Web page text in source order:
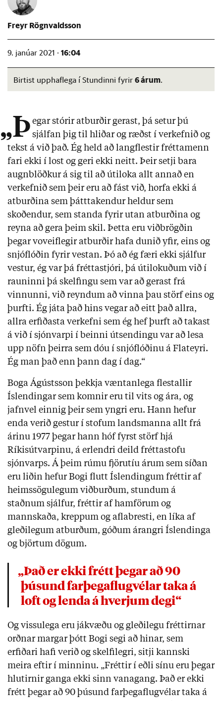
Freyr Rögnvaldsson
9. janúar 2021 · 16:04
Birtist upphaflega í Stundinni fyrir 6 árum.
„Þ egar stórir atburðir gerast, þá setur þú
sjálfan þig til hliðar og ræðst í verkefnið og
tekst á við það. Ég held að langflestir fréttamenn
fari ekki í lost og geri ekki neitt. Þeir setji bara
augnblöðkur á sig til að útiloka allt annað en
verkefnið sem þeir eru að fást við, horfa ekki á
atburðina sem þátttakendur heldur sem
skoðendur, sem standa fyrir utan atburðina og
reyna að gera þeim skil. Þetta eru viðbrögðin
þegar voveiflegir atburðir hafa dunið yfir, eins og
snjóflóðin fyrir vestan. Þó að ég færi ekki sjálfur
vestur, ég var þá fréttastjóri, þá útilokuðum við í
rauninni þá skelfingu sem var að gerast frá
vinnunni, við reyndum að vinna þau störf eins og
þurfti. Ég játa það hins vegar að eitt það allra,
allra erfiðasta verkefni sem ég hef þurft að takast
á við í sjónvarpi í beinni útsendingu var að lesa
upp nöfn þeirra sem dóu í snjóflóðinu á Flateyri.
Ég man það enn þann dag í dag.“
Boga Ágústsson þekkja væntanlega flestallir
Íslendingar sem komnir eru til vits og ára, og
jafnvel einnig þeir sem yngri eru. Hann hefur
enda verið gestur í stofum landsmanna allt frá
árinu 1977 þegar hann hóf fyrst störf hjá
Ríkisútvarpinu, á erlendri deild fréttastofu
sjónvarps. Á þeim rúmu fjörutíu árum sem síðan
eru liðin hefur Bogi flutt Íslendingum fréttir af
heimssögulegum viðburðum, stundum á
staðnum sjálfur, fréttir af hamförum og
mannskaða, kreppum og aflabresti, en líka af
gleðilegum atburðum, góðum árangri Íslendinga
og björtum dögum.
„Það er ekki frétt þegar að 90
þúsund farþegaflugvélar taka á
loft og lenda á hverjum degi“
Og vissulega eru jákvæðu og gleðilegu fréttirnar
orðnar margar þótt Bogi segi að hinar, sem
erfiðari hafi verið og skelfilegri, sitji kannski
meira eftir í minninu. „Fréttir í eðli sínu eru þegar
hlutirnir ganga ekki sinn vanagang. Það er ekki
frétt þegar að 90 þúsund farþegaflugvélar taka á